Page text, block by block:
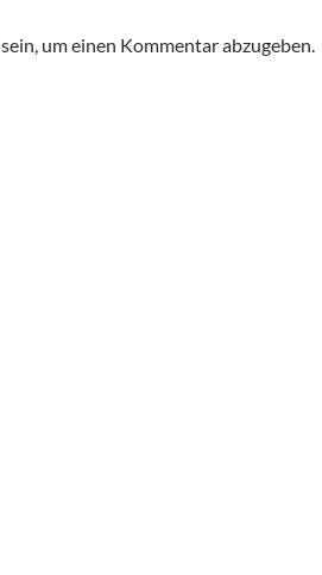
sein, um einen Kommentar abzugeben.